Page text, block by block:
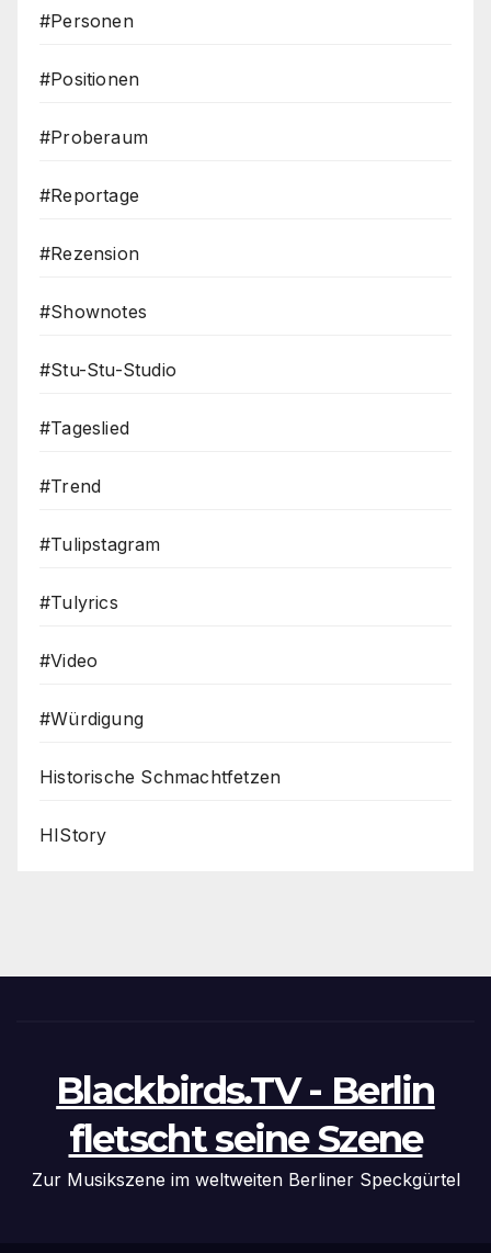
#Personen
#Positionen
#Proberaum
#Reportage
#Rezension
#Shownotes
#Stu-Stu-Studio
#Tageslied
#Trend
#Tulipstagram
#Tulyrics
#Video
#Würdigung
Historische Schmachtfetzen
HIStory
Blackbirds.TV - Berlin
fletscht seine Szene
Zur Musikszene im weltweiten Berliner Speckgürtel